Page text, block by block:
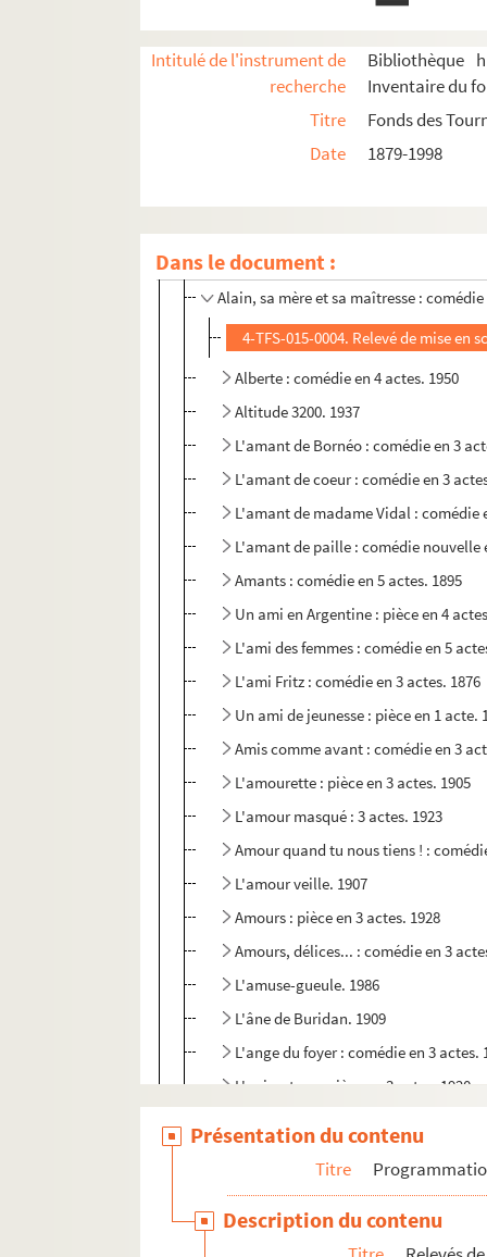
Intitulé de l'instrument de
recherche
Bibliothèque
Inventaire du
Titre
Fonds des
Date
1879-1998
Dans le document :
Relevés de mise en scène, textes et
L'accident ou l'accident au bois de
L'adversaire : comédie en 4 actes.
Les affaires sont les affaires ; le
Les ailes brisées : pièce en 3 actes.
Aimer : pièce en 3 actes. 1921
Alain, sa mère et sa maîtresse :
4-TFS-015-0004. Relevé de mise en
Alberte : comédie en 4 actes. 1950
Altitude 3200. 1937
L'amant de Bornéo : comédie en 3
L'amant de coeur : comédie en 3
L'amant de madame Vidal : comédie
L'amant de paille : comédie nouvelle
Amants : comédie en 5 actes. 1895
Un ami en Argentine : pièce en 4
L'ami des femmes : comédie en 5
L'ami Fritz : comédie en 3 actes. 1876
Un ami de jeunesse : pièce en 1 acte.
Amis comme avant : comédie en 3
L'amourette : pièce en 3 actes. 1905
L'amour masqué : 3 actes. 1923
Amour quand tu nous tiens ! :
L'amour veille. 1907
Amours : pièce en 3 actes. 1928
Amours, délices... : comédie en 3
L'amuse-gueule. 1986
L'âne de Buridan. 1909
L'ange du foyer : comédie en 3 actes.
L'animateur : pièce en 3 actes. 1920
Après l'amour : pièce en 4 actes. 1924
Présentation du contenu
Titre
Description du contenu